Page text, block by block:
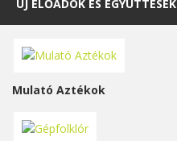
ÚJ ELŐADÓK ÉS EGYÜTTESEK
Mulató Aztékok